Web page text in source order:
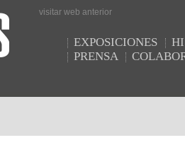
visitar web anterior
EXPOSICIONES
PRENSA